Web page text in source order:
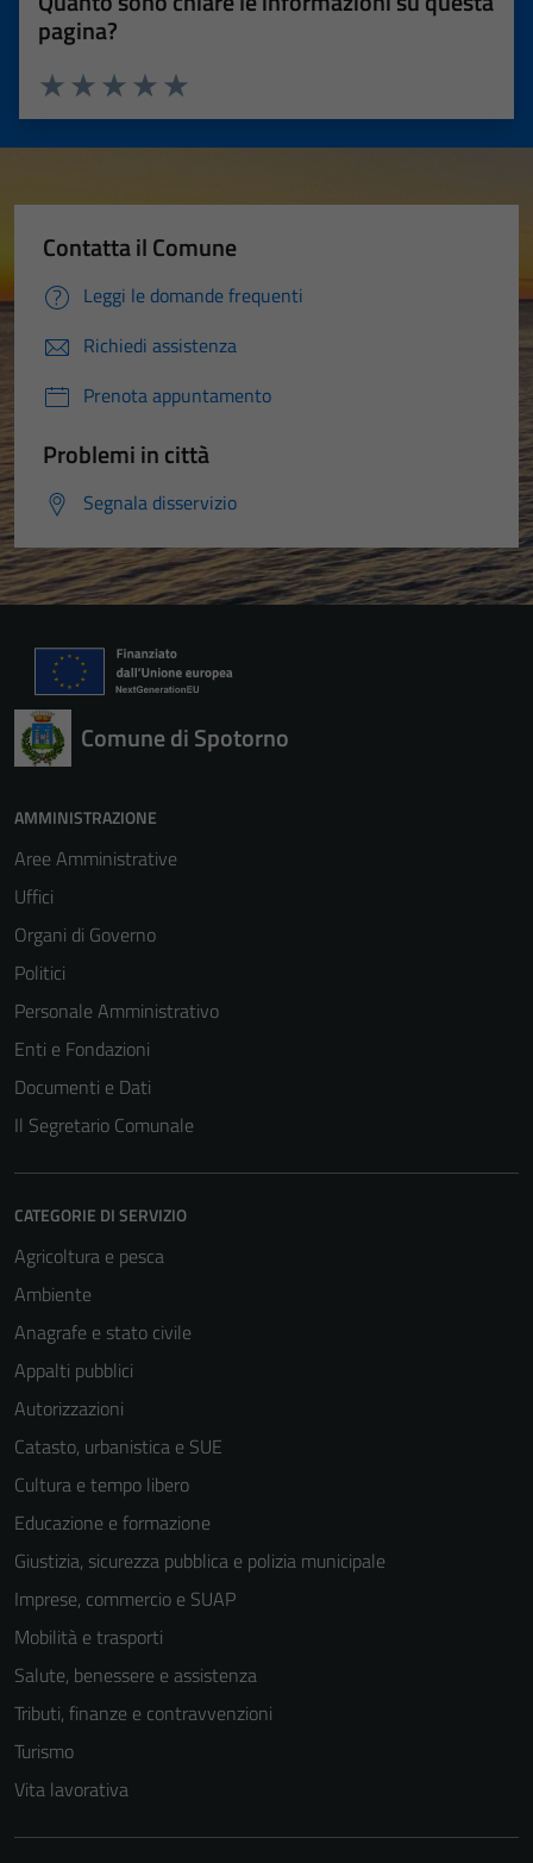
pagina?
Valuta 5 stelle su 5
Valuta 4 stelle su 5
Valuta 3 stelle su 5
Valuta 2 stelle su 5
Valuta 1 stelle su 5
Contatta il Comune
Leggi le domande frequenti
Richiedi assistenza
Prenota appuntamento
Problemi in città
Segnala disservizio
Comune di Spotorno
AMMINISTRAZIONE
Aree Amministrative
Uffici
Organi di Governo
Politici
Personale Amministrativo
Enti e Fondazioni
Documenti e Dati
Il Segretario Comunale
CATEGORIE DI SERVIZIO
Agricoltura e pesca
Ambiente
Anagrafe e stato civile
Appalti pubblici
Autorizzazioni
Catasto, urbanistica e SUE
Cultura e tempo libero
Educazione e formazione
Giustizia, sicurezza pubblica e polizia municipale
Imprese, commercio e SUAP
Mobilità e trasporti
Salute, benessere e assistenza
Tributi, finanze e contravvenzioni
Turismo
Vita lavorativa